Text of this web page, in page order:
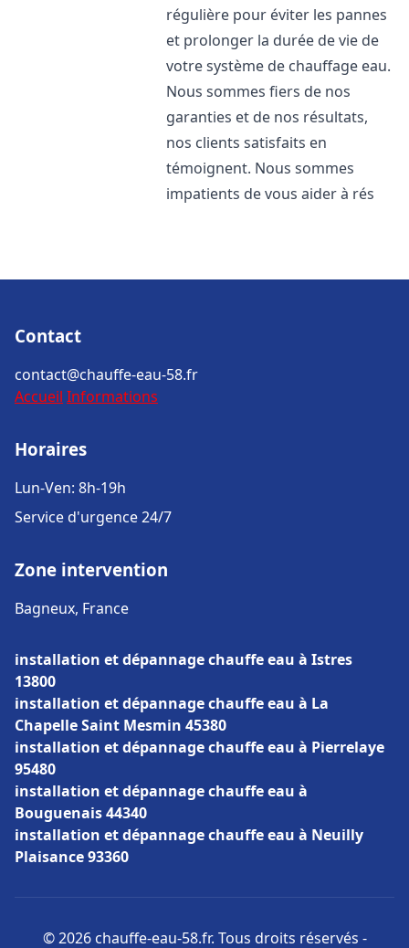
régulière pour éviter les pannes
et prolonger la durée de vie de
votre système de chauffage eau.
Nous sommes fiers de nos
garanties et de nos résultats,
nos clients satisfaits en
témoignent. Nous sommes
impatients de vous aider à rés
Contact
contact@chauffe-eau-58.fr
Accueil Informations
Horaires
Lun-Ven: 8h-19h
Service d'urgence 24/7
Zone intervention
Bagneux, France
installation et dépannage chauffe eau à Istres
13800
installation et dépannage chauffe eau à La
Chapelle Saint Mesmin 45380
installation et dépannage chauffe eau à Pierrelaye
95480
installation et dépannage chauffe eau à
Bouguenais 44340
installation et dépannage chauffe eau à Neuilly
Plaisance 93360
© 2026 chauffe-eau-58.fr. Tous droits réservés -